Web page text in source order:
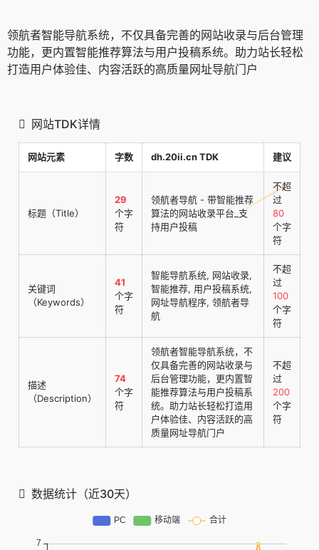
领航者智能导航系统，不仅具备完善的网站收录与后台管理
功能，更内置智能推荐算法与用户投稿系统。助力站长轻松
打造用户体验佳、内容活跃的高质量网址导航门户
网站TDK详情
网站元素 字数 dh.20ii.cn TDK 建议
标题（Title）
29
个字
符
领航者导航 - 带智能推荐
算法的网站收录平台_支
持用户投稿
不超
过
80
个字
符
关键词
（Keywords）
41
个字
符
智能导航系统, 网站收录,
智能推荐, 用户投稿系统,
网址导航程序, 领航者导
航
不超
过
100
个字
符
描述
（Description）
74
个字
符
领航者智能导航系统，不
仅具备完善的网站收录与
后台管理功能，更内置智
能推荐算法与用户投稿系
统。助力站长轻松打造用
户体验佳、内容活跃的高
质量网址导航门户
不超
过
200
个字
符
数据统计（近30天）